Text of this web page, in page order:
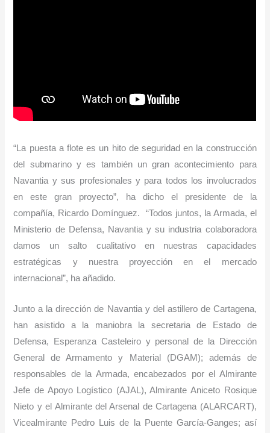
“La puesta a flote es un hito de seguridad en la construcción
del submarino y es también un gran acontecimiento para
Navantia y sus profesionales y para todos los involucrados
en este gran proyecto”, ha dicho el presidente de la
compañía, Ricardo Domínguez. “Todos juntos, la Armada, el
Ministerio de Defensa, Navantia y su industria colaboradora
damos un salto cualitativo en nuestras capacidades
estratégicas y nuestra proyección en el mercado
internacional”, ha añadido.
Junto a la dirección de Navantia y del astillero de Cartagena,
han asistido a la maniobra la secretaria de Estado de
Defensa, Esperanza Casteleiro y personal de la Dirección
General de Armamento y Material (DGAM); además de
responsables de la Armada, encabezados por el Almirante
Jefe de Apoyo Logístico (AJAL), Almirante Aniceto Rosique
Nieto y el Almirante del Arsenal de Cartagena (ALARCART),
Vicealmirante Pedro Luis de la Puente García-Ganges; así